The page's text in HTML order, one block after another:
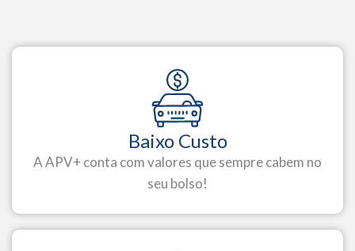
Baixo Custo
A APV+ conta com valores que sempre cabem no
seu bolso!